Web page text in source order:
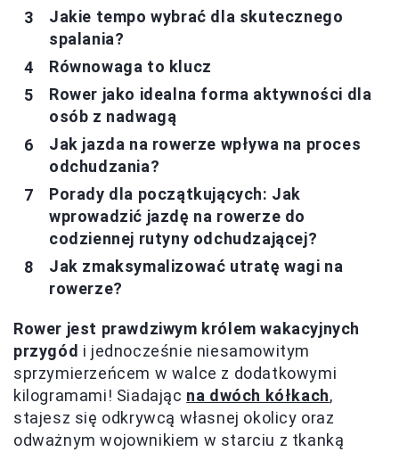
Jakie tempo wybrać dla skutecznego
spalania?
Równowaga to klucz
Rower jako idealna forma aktywności dla
osób z nadwagą
Jak jazda na rowerze wpływa na proces
odchudzania?
Porady dla początkujących: Jak
wprowadzić jazdę na rowerze do
codziennej rutyny odchudzającej?
Jak zmaksymalizować utratę wagi na
rowerze?
Rower jest prawdziwym królem wakacyjnych
przygód i jednocześnie niesamowitym
sprzymierzeńcem w walce z dodatkowymi
kilogramami! Siadając na dwóch kółkach,
stajesz się odkrywcą własnej okolicy oraz
odważnym wojownikiem w starciu z tkanką